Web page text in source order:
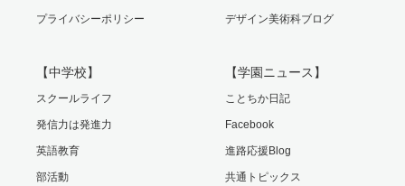
プライバシーポリシー デザイン美術科ブログ
【中学校】
スクールライフ
発信力は発進力
英語教育
部活動
【学園ニュース】
ことちか日記
Facebook
進路応援Blog
共通トピックス